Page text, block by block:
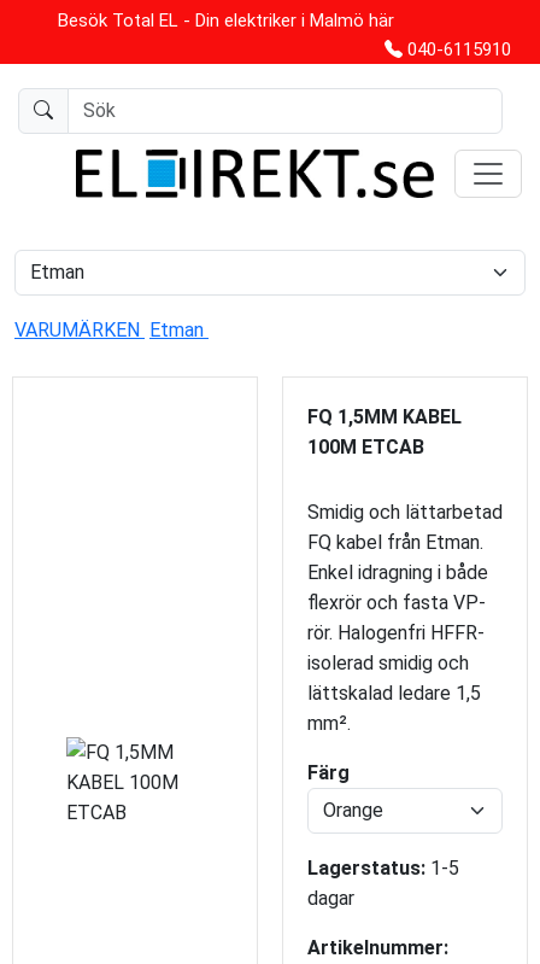
Besök Total EL - Din elektriker i Malmö här
040-6115910
VARUMÄRKEN Etman
FQ 1,5MM KABEL
100M ETCAB
Smidig och lättarbetad
FQ kabel från Etman.
Enkel idragning i både
flexrör och fasta VP-
rör. Halogenfri HFFR-
isolerad smidig och
lättskalad ledare 1,5
mm².
Färg
Lagerstatus: 1-5
dagar
Artikelnummer: